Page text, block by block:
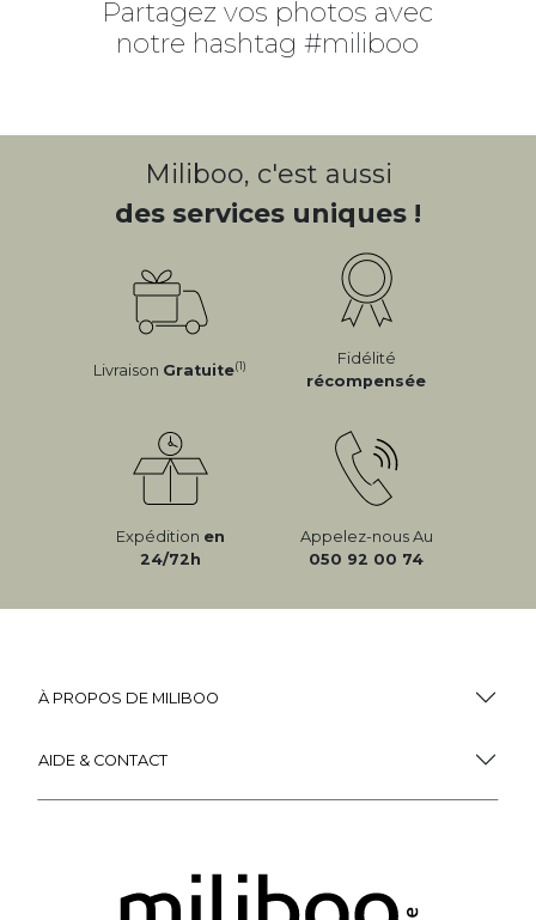
Partagez vos photos avec
notre hashtag #miliboo
Miliboo, c'est aussi
des services uniques !
Livraison Gratuite(1)
Fidélité
récompensée
Expédition en
24/72h
Appelez-nous Au
050 92 00 74
À PROPOS DE MILIBOO
AIDE & CONTACT